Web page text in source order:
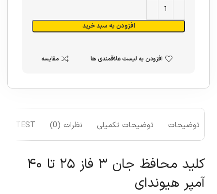
افزودن به سبد خرید
افزودن به لیست علاقمندی ها مقایسه
توضیحات توضیحات تکمیلی نظرات (0) TEST
کلید محافظ جان ۳ فاز ۲۵ تا ۴۰
آمپر هیوندای